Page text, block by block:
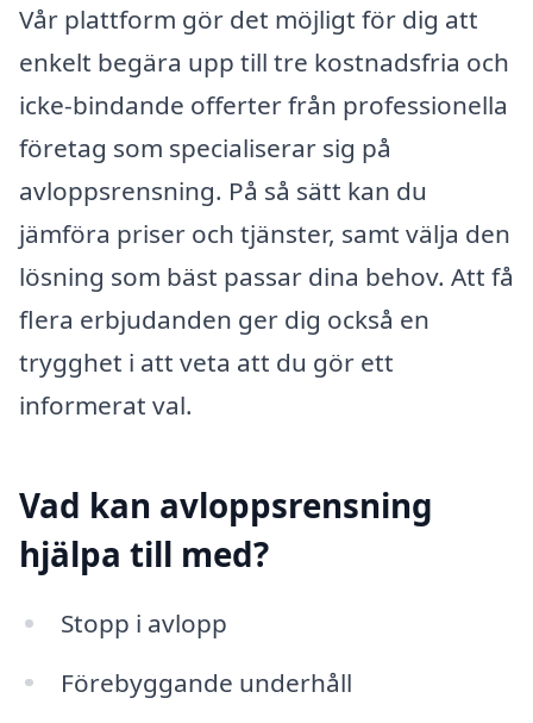
Vår plattform gör det möjligt för dig att
enkelt begära upp till tre kostnadsfria och
icke-bindande offerter från professionella
företag som specialiserar sig på
avloppsrensning. På så sätt kan du
jämföra priser och tjänster, samt välja den
lösning som bäst passar dina behov. Att få
flera erbjudanden ger dig också en
trygghet i att veta att du gör ett
informerat val.
Vad kan avloppsrensning
hjälpa till med?
Stopp i avlopp
Förebyggande underhåll